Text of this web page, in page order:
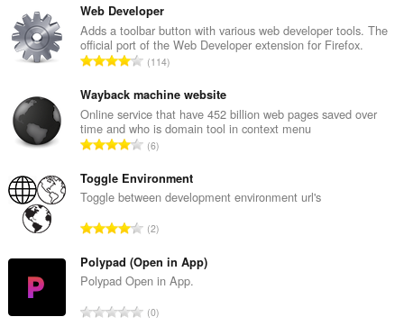
n
g
s
ố
ế
p
h
ạ
n
g
Web Developer
Adds a toolbar button with various web developer tools. The
official port of the Web Developer extension for Firefox.
T
n
g
s
ố
ế
p
h
ạ
n
g
114
Wayback machine website
Online service that have 452 billion web pages saved over
time and who is domain tool in context menu
T
n
g
ố
ế
p
h
ạ
6
Toggle Environment
Toggle between development environment url's
T
n
g
ố
2
Polypad (Open in App)
Polypad Open in App.
T0